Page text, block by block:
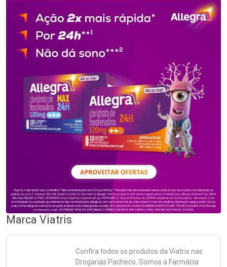
Marca Viatris
Confira todos os produtos da Viatris nas
Drogarias Pacheco. Somos a Farmácia